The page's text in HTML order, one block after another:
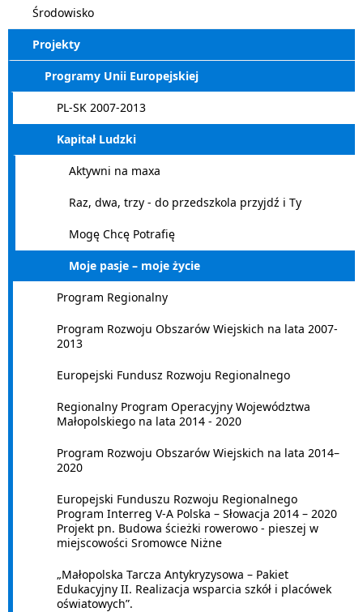
Środowisko
Projekty
Programy Unii Europejskiej
PL-SK 2007-2013
Kapitał Ludzki
Aktywni na maxa
Raz, dwa, trzy - do przedszkola przyjdź i Ty
Mogę Chcę Potrafię
Moje pasje – moje życie
Program Regionalny
Program Rozwoju Obszarów Wiejskich na lata 2007-
2013
Europejski Fundusz Rozwoju Regionalnego
Regionalny Program Operacyjny Województwa
Małopolskiego na lata 2014 - 2020
Program Rozwoju Obszarów Wiejskich na lata 2014–
2020
Europejski Funduszu Rozwoju Regionalnego
Program Interreg V-A Polska – Słowacja 2014 – 2020
Projekt pn. Budowa ścieżki rowerowo - pieszej w
miejscowości Sromowce Niżne
„Małopolska Tarcza Antykryzysowa – Pakiet
Edukacyjny II. Realizacja wsparcia szkół i placówek
oświatowych”.